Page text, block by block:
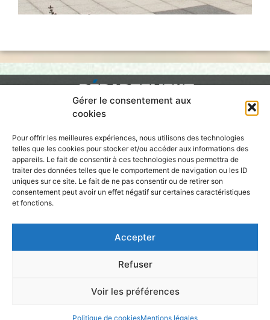
Gérer le consentement aux
cookies
Pour offrir les meilleures expériences, nous utilisons des technologies
telles que les cookies pour stocker et/ou accéder aux informations des
appareils. Le fait de consentir à ces technologies nous permettra de
traiter des données telles que le comportement de navigation ou les ID
uniques sur ce site. Le fait de ne pas consentir ou de retirer son
consentement peut avoir un effet négatif sur certaines caractéristiques
et fonctions.
Accepter
Refuser
Voir les préférences
Politique de cookiesMentions légales
École Doctorale
en Sciences Humaines et Sociales